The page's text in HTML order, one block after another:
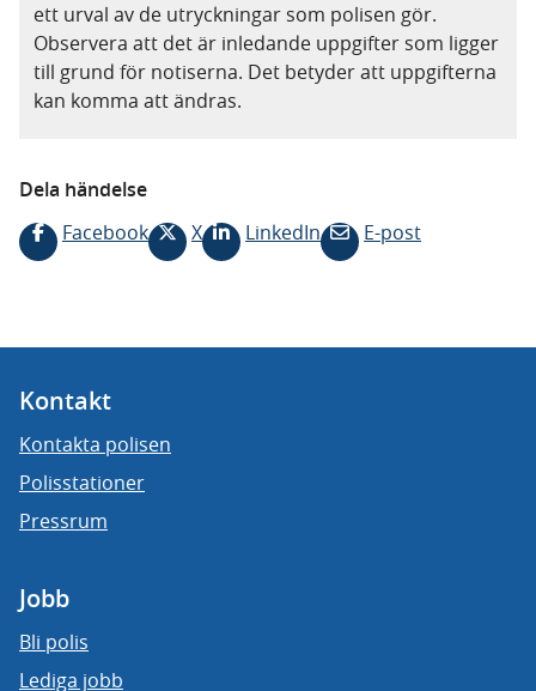
ett urval av de utryckningar som polisen gör.
Observera att det är inledande uppgifter som ligger
till grund för notiserna. Det betyder att uppgifterna
kan komma att ändras.
Dela händelse
Facebook
X LinkedIn E-post
Kontakt
Kontakta polisen
Polisstationer
Pressrum
Jobb
Bli polis
Lediga jobb